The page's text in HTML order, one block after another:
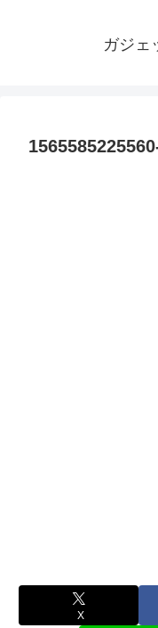
ガジェ
X